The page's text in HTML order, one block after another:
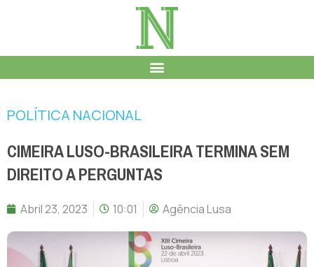
POLÍTICA NACIONAL
CIMEIRA LUSO-BRASILEIRA TERMINA SEM
DIREITO A PERGUNTAS
Abril 23, 2023 10:01 Agência Lusa